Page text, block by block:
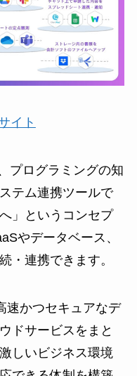
イト
プログラミングの知
テム連携ツールで
」というコンセプ
やデータベース、
・連携できます。
速かつセキュアなデ
ドサービスをまと
しいビジネス環境